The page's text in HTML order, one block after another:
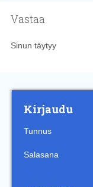
Vastaa
Sinun täytyy
Kirjaudu
Tunnus
Salasana